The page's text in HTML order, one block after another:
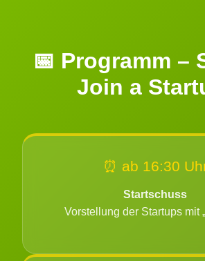
📅 Programm –
Join a
⏰ ab 16:30
Startschuss
Vorstellung der Startups mit